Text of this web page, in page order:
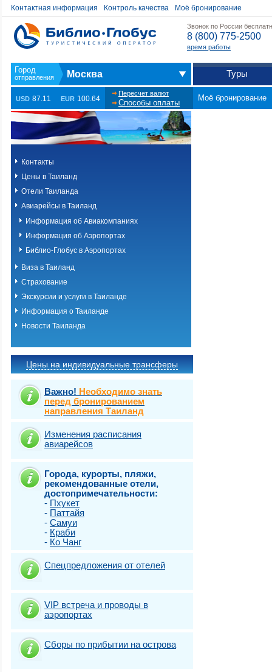
Контактная информация Контроль качества Моё бронирование
Звонок по России
8 (800) 775-2500
время работы
Москва Туры
USD 87.11 EUR 100.64
Пересчет валют
Способы оплаты
Моё бронирование
Контакты
Цены в Таиланд
Отели Таиланда
Авиарейсы в Таиланд
Информация об Авиакомпаниях
Информация об Аэропортах
Библио-Глобус в Аэропортах
Виза в Таиланд
Страхование
Экскурсии и услуги в Таиланде
Информация о Таиланде
Новости Таиланда
Цены на индивидуальные трансферы
Важно! Необходимо знать
перед бронированием
направления Таиланд
Изменения расписания
авиарейсов
Города, курорты, пляжи,
рекомендованные отели,
достопримечательности:
- Пхукет
- Паттайя
- Самуи
- Краби
- Ко Чанг
Спецпредложения от отелей
VIP встреча и проводы в
аэропортах
Сборы по прибытии на острова